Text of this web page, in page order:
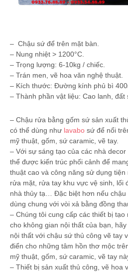
– Chậu sứ để trên mặt bàn.
– Nung nhiệt > 1200°C.
– Trọng lượng: 6-10kg / chiếc.
– Trán men, vẽ hoa văn nghệ thuật.
– Kích thước: Ðường kính phủ bì
– Thành phần vật liệu: Cao lanh, đất
– Chậu rửa bằng gốm sứ sản xuất
có thể dùng như lavabo sứ để nổi
mỹ thuật, gốm, sứ caramic, vẽ tay.
– Với sự sáng tạo của các nhà
thể được kiến trúc phối cảnh để
thuật cao và công năng sử dụng
rửa mặt, rửa tay khu vực vệ sinh, lối
nhà thủy tạ… Đặc biệt hơn nếu
dùng chung với vòi xả bằng đồng
– Chúng tôi cung cấp các thiết bị tạo
cho không gian nội thất của bạn,
nội thất với chậu sứ thủ công vẽ tay
điển cho những tâm hồn thơ mộc
mỹ thuật, gốm, sứ caramic, vẽ tay
– Thiết bị sản xuất thủ công, vẽ hoa